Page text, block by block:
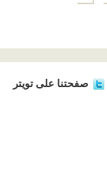
صفحتنا على تويتر